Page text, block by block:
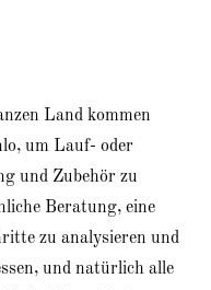
Land kommen
um Lauf- oder
und Zubehör zu
Beratung, eine
zu analysieren und
und natürlich alle